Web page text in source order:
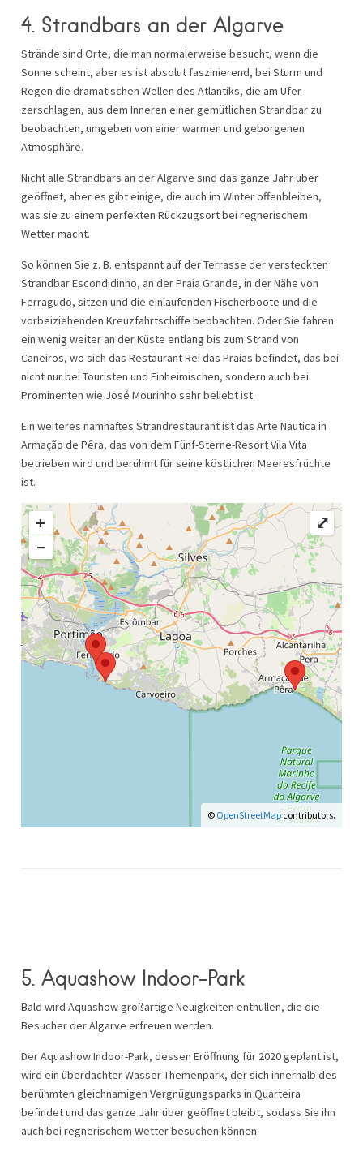
4. Strandbars an der Algarve
Strände sind Orte, die man normalerweise besucht, wenn die
Sonne scheint, aber es ist absolut faszinierend, bei Sturm und
Regen die dramatischen Wellen des Atlantiks, die am Ufer
zerschlagen, aus dem Inneren einer gemütlichen Strandbar zu
beobachten, umgeben von einer warmen und geborgenen
Atmosphäre.
Nicht alle Strandbars an der Algarve sind das ganze Jahr über
geöffnet, aber es gibt einige, die auch im Winter offenbleiben,
was sie zu einem perfekten Rückzugsort bei regnerischem
Wetter macht.
So können Sie z. B. entspannt auf der Terrasse der versteckten
Strandbar Escondidinho, an der Praia Grande, in der Nähe von
Ferragudo, sitzen und die einlaufenden Fischerboote und die
vorbeiziehenden Kreuzfahrtschiffe beobachten. Oder Sie fahren
ein wenig weiter an der Küste entlang bis zum Strand von
Caneiros, wo sich das Restaurant Rei das Praias befindet, das bei
nicht nur bei Touristen und Einheimischen, sondern auch bei
Prominenten wie José Mourinho sehr beliebt ist.
Ein weiteres namhaftes Strandrestaurant ist das Arte Nautica in
Armação de Pêra, das von dem Fünf-Sterne-Resort Vila Vita
betrieben wird und berühmt für seine köstlichen Meeresfrüchte
ist.
+
−
© OpenStreetMap contributors.
⤢
5. Aquashow Indoor-Park
Bald wird Aquashow großartige Neuigkeiten enthüllen, die die
Besucher der Algarve erfreuen werden.
Der Aquashow Indoor-Park, dessen Eröffnung für 2020 geplant ist,
wird ein überdachter Wasser-Themenpark, der sich innerhalb des
berühmten gleichnamigen Vergnügungsparks in Quarteira
befindet und das ganze Jahr über geöffnet bleibt, sodass Sie ihn
auch bei regnerischem Wetter besuchen können.